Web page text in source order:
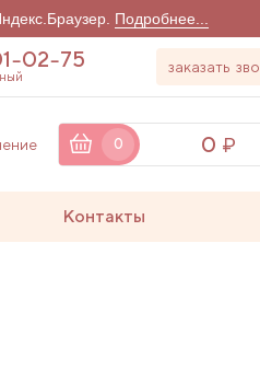
Подробнее...
02-75 заказать
0 0
Контакты